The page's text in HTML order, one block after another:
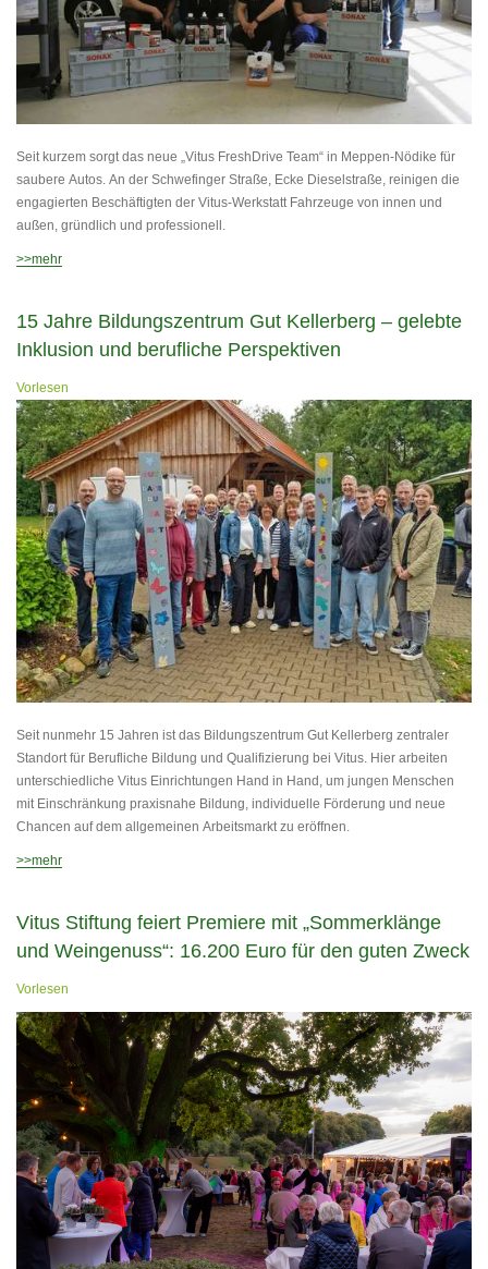
Seit kurzem sorgt das neue „Vitus FreshDrive Team“ in Meppen-Nödike für
saubere Autos. An der Schwefinger Straße, Ecke Dieselstraße, reinigen die
engagierten Beschäftigten der Vitus-Werkstatt Fahrzeuge von innen und
außen, gründlich und professionell.
>>mehr
15 Jahre Bildungszentrum Gut Kellerberg – gelebte
Inklusion und berufliche Perspektiven
Vorlesen
Seit nunmehr 15 Jahren ist das Bildungszentrum Gut Kellerberg zentraler
Standort für Berufliche Bildung und Qualifizierung bei Vitus. Hier arbeiten
unterschiedliche Vitus Einrichtungen Hand in Hand, um jungen Menschen
mit Einschränkung praxisnahe Bildung, individuelle Förderung und neue
Chancen auf dem allgemeinen Arbeitsmarkt zu eröffnen.
>>mehr
Vitus Stiftung feiert Premiere mit „Sommerklänge
und Weingenuss“: 16.200 Euro für den guten Zweck
Vorlesen